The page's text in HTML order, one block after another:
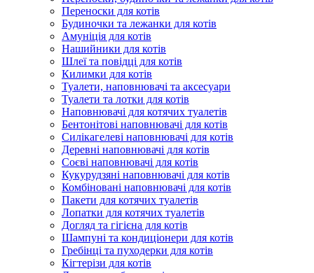
Переноски для котів
Будиночки та лежанки для котів
Амуніція для котів
Нашийники для котів
Шлеї та повідці для котів
Килимки для котів
Туалети, наповнювачі та аксесуари
Туалети та лотки для котів
Наповнювачі для котячих туалетів
Бентонітові наповнювачі для котів
Силікагелеві наповнювачі для котів
Деревні наповнювачі для котів
Соєві наповнювачі для котів
Кукурудзяні наповнювачі для котів
Комбіновані наповнювачі для котів
Пакети для котячих туалетів
Лопатки для котячих туалетів
Догляд та гігієна для котів
Шампуні та кондиціонери для котів
Гребінці та пуходерки для котів
Кігтерізи для котів